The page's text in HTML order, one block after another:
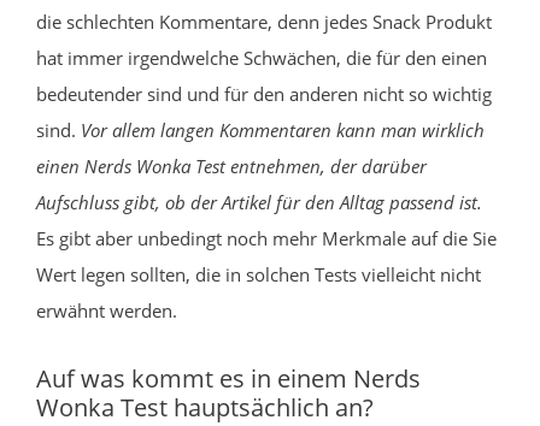
die schlechten Kommentare, denn jedes Snack Produkt
hat immer irgendwelche Schwächen, die für den einen
bedeutender sind und für den anderen nicht so wichtig
sind. Vor allem langen Kommentaren kann man wirklich
einen Nerds Wonka Test entnehmen, der darüber
Aufschluss gibt, ob der Artikel für den Alltag passend ist.
Es gibt aber unbedingt noch mehr Merkmale auf die Sie
Wert legen sollten, die in solchen Tests vielleicht nicht
erwähnt werden.
Auf was kommt es in einem Nerds
Wonka Test hauptsächlich an?